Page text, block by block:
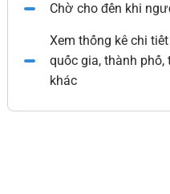
Chờ cho đến khi
Xem thống kê chi
quốc gia, thành
khác